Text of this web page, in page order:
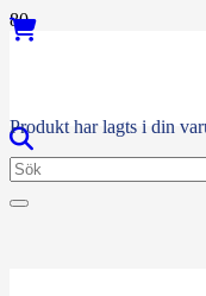
Produkt har lagts i din